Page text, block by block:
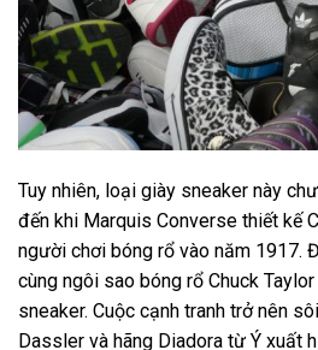
Tuy nhiên, loại giày sneaker này
đến khi Marquis Converse thiết kế
người chơi bóng rổ vào năm 1917.
cùng ngôi sao bóng rổ Chuck
sneaker. Cuộc cạnh tranh trở nên
Dassler và hãng Diadora từ Ý xuất